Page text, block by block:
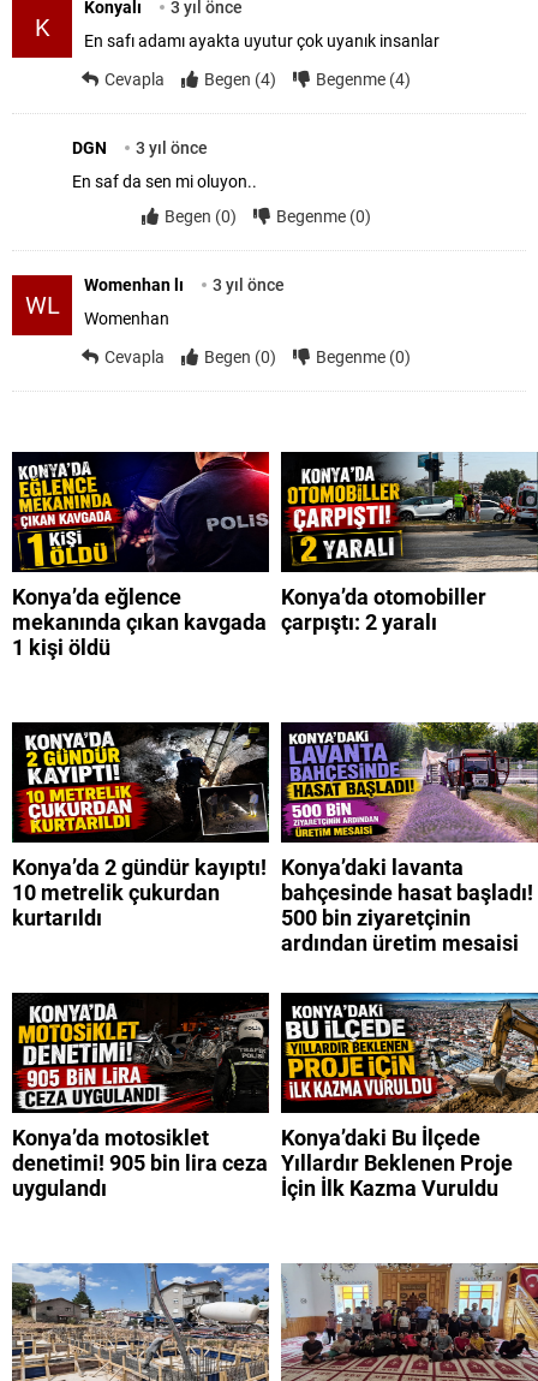
K
Konyalı
3 yıl önce
En safı adamı ayakta uyutur çok uyanık insanlar
Cevapla
Begen (4) Begenme (4)
DGN
3 yıl önce
En saf da sen mi oluyon..
Begen (0)
Begenme (0)
WL
Womenhan lı
3 yıl önce
Womenhan
Cevapla
Begen (0) Begenme (0)
Konya’da eğlence
mekanında çıkan kavgada
1 kişi öldü
Konya’da otomobiller
çarpıştı: 2 yaralı
Konya’da 2 gündür kayıptı!
10 metrelik çukurdan
kurtarıldı
Konya’daki lavanta
bahçesinde hasat başladı!
500 bin ziyaretçinin
ardından üretim mesaisi
Konya’da motosiklet
denetimi! 905 bin lira ceza
uygulandı
Konya’daki Bu İlçede
Yıllardır Beklenen Proje
İçin İlk Kazma Vuruldu